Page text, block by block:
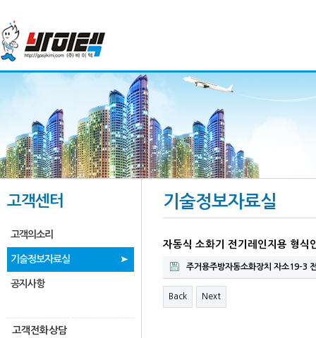
고객센터
고객의소리
기술정보자료실
공지사항
고객전화상담
기술정보자료실
자동식 소화기 전기레인지용 형식
주거용주방자동소화장치 자소19-3
Back Next